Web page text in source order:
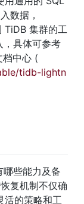
数据，
TiDB 集群的工
，具体可参考
中心 (
tidb-lightn
些能力及备
复机制不仅确
活的策略和工